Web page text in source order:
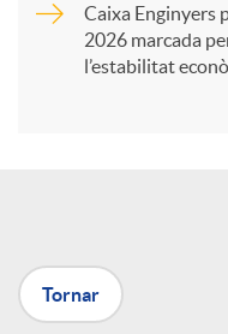
X
Caixa Enginyers
2026 marcada
l’estabilitat
Tornar